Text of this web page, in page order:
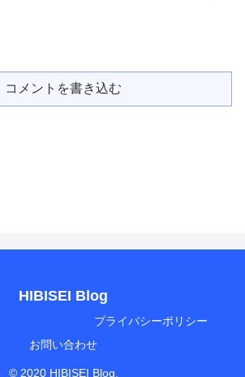
コメントを書き込む
HIBISEI Blog
プライバシーポリシー
お問い合わせ
© 2020 HIBISEI Blog.